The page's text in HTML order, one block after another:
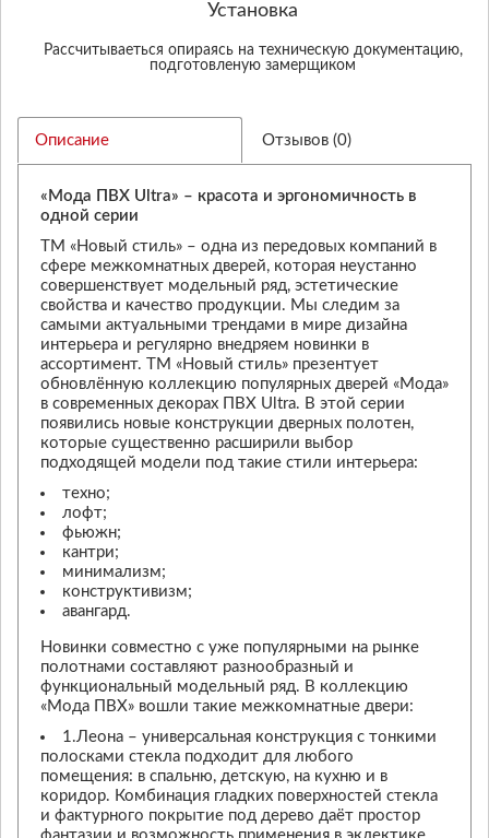
Установка
Рассчитываеться опираясь на техническую документацию,
подготовленую замерщиком
Описание Отзывов (0)
«Мода ПВХ Ultra» – красота и эргономичность в
одной серии
ТМ «Новый стиль» – одна из передовых компаний в
сфере межкомнатных дверей, которая неустанно
совершенствует модельный ряд, эстетические
свойства и качество продукции. Мы следим за
самыми актуальными трендами в мире дизайна
интерьера и регулярно внедряем новинки в
ассортимент. ТМ «Новый стиль» презентует
обновлённую коллекцию популярных дверей «Мода»
в современных декорах ПВХ Ultra. В этой серии
появились новые конструкции дверных полотен,
которые существенно расширили выбор
подходящей модели под такие стили интерьера:
техно;
лофт;
фьюжн;
кантри;
минимализм;
конструктивизм;
авангард.
Новинки совместно с уже популярными на рынке
полотнами составляют разнообразный и
функциональный модельный ряд. В коллекцию
«Мода ПВХ» вошли такие межкомнатные двери:
1.Леона – универсальная конструкция с тонкими
полосками стекла подходит для любого
помещения: в спальню, детскую, на кухню и в
коридор. Комбинация гладких поверхностей стекла
и фактурного покрытие под дерево даёт простор